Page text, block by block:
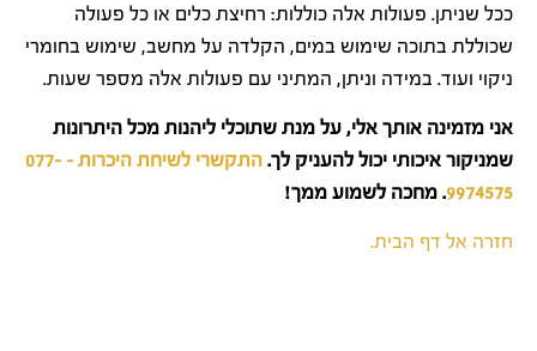
ככל שניתן. פעולות אלה כוללות: רחיצת כלים או כל פעולה
שכוללת בתוכה שימוש במים, הקלדה על מחשב, שימוש בחומרי
ניקוי ועוד. במידה וניתן, המתיני עם פעולות אלה מספר שעות.
אני מזמינה אותך אלי, על מנת שתוכלי ליהנות מכל היתרונות
שמניקור איכותי יכול להעניק לך.
התקשרי לשיחת היכרות – 077-
9974575. מחכה לשמוע ממך!
חזרה אל דף הבית.